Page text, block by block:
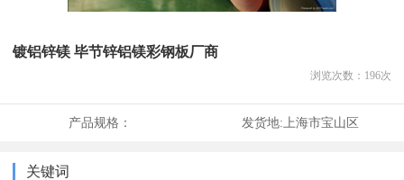
镀铝锌镁 毕节锌铝镁彩钢板厂商
浏览次数： 196次
产品规格： 发货地: 上海市宝山区
关键词